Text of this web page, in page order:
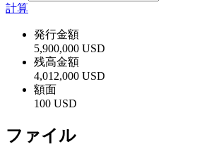
計算
発行金額
5,900,000 USD
残高金額
4,012,000 USD
額面
100 USD
ファイル